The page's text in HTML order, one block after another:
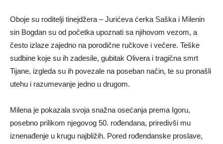
Oboje su roditelji tinejdžera – Jurićeva ćerka Saška i Milenin
sin Bogdan su od početka upoznati sa njihovom vezom, a
često izlaze zajedno na porodične ručkove i večere. Teške
sudbine koje su ih zadesile, gubitak Olivera i tragična smrt
Tijane, izgleda su ih povezale na poseban način, te su pronašli
utehu i razumevanje jedno u drugom.
Milena je pokazala svoja snažna osećanja prema Igoru,
posebno prilikom njegovog 50. rođendana, priredivši mu
iznenađenje u krugu najbližih. Pored rođendanske proslave,